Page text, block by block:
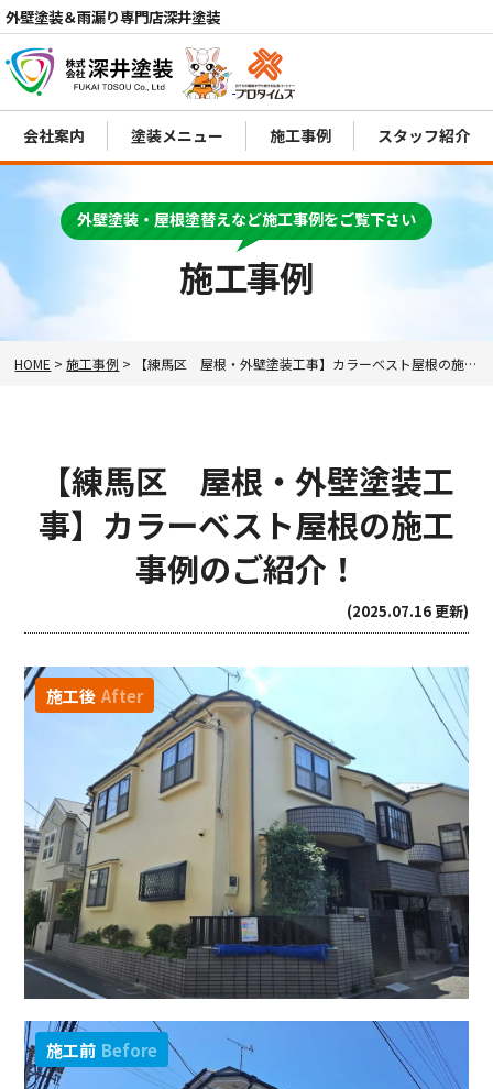
外壁塗装＆雨漏り専門店深井塗装
電話
会社案内 塗装メニュー 施工事例 スタッフ紹介
施工事例
外壁塗装・屋根塗替えなど施工事例をご覧下さい
HOME >施工事例 > 【練馬区 屋根・外壁塗装工事】カラーベスト屋根の施工事例のご紹介！
【練馬区 屋根・外壁塗装工
事】カラーベスト屋根の施工
事例のご紹介！
(2025.07.16 更新)
施工後 After
施工前 Before